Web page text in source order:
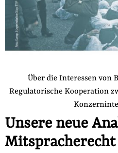
Über die Interessen von
Regulatorische Kooperation
Unsere neue